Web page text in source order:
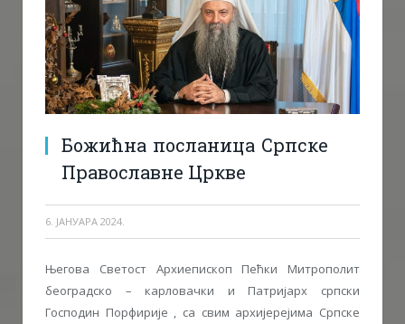
Божићна посланица Српске
Православне Цркве
6. ЈАНУАРА 2024.
Његова Светост Архиепископ Пећки Митрополит
београдско – карловачки и Патријарх српски
Господин Порфирије , са свим aрхијерејима Српске